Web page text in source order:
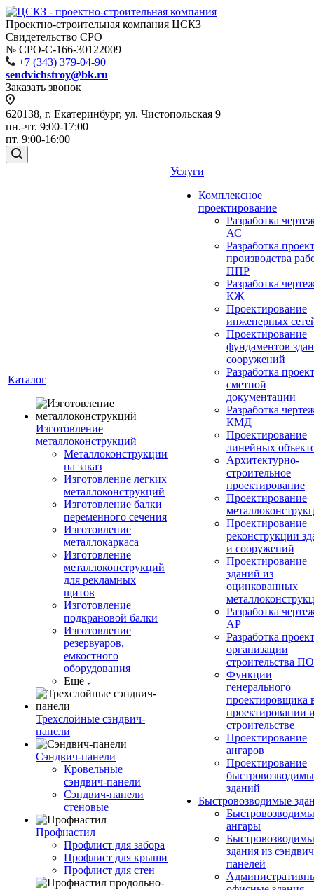
Проектно-строительная компания ЦСКЗ
Свидетельство СРО
№ СРО-С-166-30122009
+7 (343) 379-04-90
sendvichstroy@bk.ru
Заказать звонок
620138, г. Екатеринбург, ул. Чистопольская 9
пн.-чт. 9:00-17:00
пт. 9:00-16:00
Каталог
Изготовление
металлоконструкций
Металлоконструкции
на заказ
Изготовление легких
металлоконструкций
Изготовление балки
переменного сечения
Изготовление
металлокаркаса
Изготовление
металлоконструкций
для рекламных
щитов
Изготовление
подкрановой балки
Изготовление
резервуаров,
емкостного
оборудования
Ещё
Трехслойные сэндвич-
панели
Сэндвич-панели
Кровельные
сэндвич-панели
Сэндвич-панели
стеновые
Профнастил
Профлист для забора
Профлист для крыши
Профлист для стен
Услуги
Комплексное
проектирование
Разработка
АС
Разработка
производства
ППР
Разработка
КЖ
Проектирование
инженерных
Проектирование
фундаментов
сооружений
Разработка
сметной
документации
Разработка
КМД
Проектирование
линейных
Архитектурно-
строительное
проектирование
Проектирование
Проектирование
реконструкции
и сооружений
Проектирование
зданий из
оцинкованных
Разработка
АР
Разработка
организации
строительства
Функции
генерального
проектировщика
проектировании
строительстве
Проектирование
ангаров
Проектирование
зданий
Быстровозводимые
ангары
здания из сэндвич
панелей